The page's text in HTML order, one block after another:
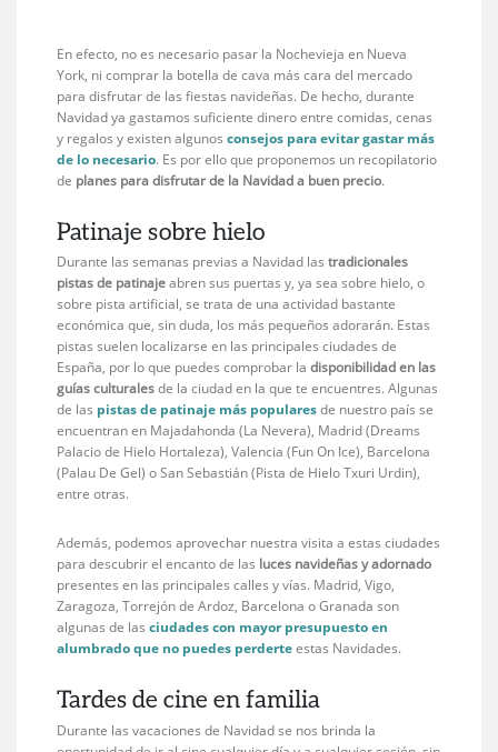
En efecto, no es necesario pasar la Nochevieja en Nueva
York, ni comprar la botella de cava más cara del mercado
para disfrutar de las fiestas navideñas. De hecho, durante
Navidad ya gastamos suficiente dinero entre comidas, cenas
y regalos y existen algunosconsejos para evitar gastar más
de lo necesario. Es por ello que proponemos un recopilatorio
de planes para disfrutar de la Navidad a buen precio.
Patinaje sobre hielo
Durante las semanas previas a Navidad lastradicionales
pistas de patinajeabren sus puertas y, ya sea sobre hielo, o
sobre pista artificial, se trata de una actividad bastante
económica que, sin duda, los más pequeños adorarán. Estas
pistas suelen localizarse en las principales ciudades de
España, por lo que puedes comprobar ladisponibilidad en las
guías culturalesde la ciudad en la que te encuentres. Algunas
de las pistas de patinaje más popularesde nuestro país se
encuentran en Majadahonda (La Nevera), Madrid (Dreams
Palacio de Hielo Hortaleza), Valencia (Fun On Ice), Barcelona
(Palau De Gel) o San Sebastián (Pista de Hielo Txuri Urdin),
entre otras.
Además, podemos aprovechar nuestra visita a estas ciudades
para descubrir el encanto de las luces navideñas y adornado
presentes en las principales calles y vías. Madrid, Vigo,
Zaragoza, Torrejón de Ardoz, Barcelona o Granada son
algunas de lasciudades con mayor presupuesto en
alumbrado que no puedes perderteestas Navidades.
Tardes de cine en familia
Durante las vacaciones de Navidad se nos brinda la